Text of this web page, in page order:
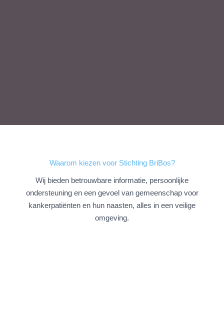
Waarom kiezen voor Stichting BriBos?
Wij bieden betrouwbare informatie, persoonlijke
ondersteuning en een gevoel van gemeenschap voor
kankerpatiënten en hun naasten, alles in een veilige
omgeving.